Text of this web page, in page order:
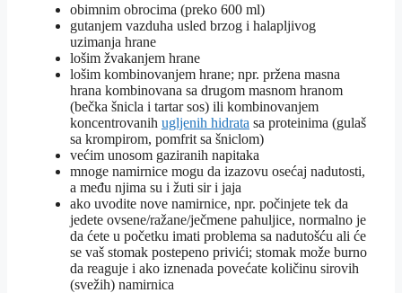
obimnim obrocima (preko 600 ml)
gutanjem vazduha usled brzog i halapljivog
uzimanja hrane
lošim žvakanjem hrane
lošim kombinovanjem hrane; npr. pržena masna
hrana kombinovana sa drugom masnom hranom
(bečka šnicla i tartar sos) ili kombinovanjem
koncentrovanih ugljenih hidrata sa proteinima (gulaš
sa krompirom, pomfrit sa šniclom)
većim unosom gaziranih napitaka
mnoge namirnice mogu da izazovu osećaj nadutosti,
a među njima su i žuti sir i jaja
ako uvodite nove namirnice, npr. počinjete tek da
jedete ovsene/ražane/ječmene pahuljice, normalno je
da ćete u početku imati problema sa nadutošću ali će
se vaš stomak postepeno privići; stomak može burno
da reaguje i ako iznenada povećate količinu sirovih
(svežih) namirnica